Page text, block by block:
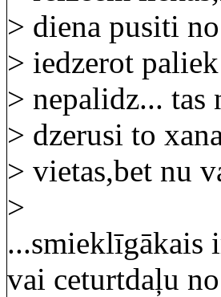
> diena pusiti
> iedzerot
> nepalidz... tas
> dzerusi to
> vietas,bet nu
>
...smieklīgākais
vai ceturtdaļu